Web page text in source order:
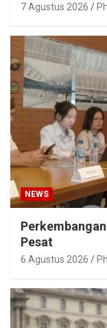
7 Agustus 2026
NEWS
Pesat
6 Agustus 2026